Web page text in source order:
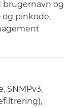
brugernavn og
og pinkode,
SNMPv3,